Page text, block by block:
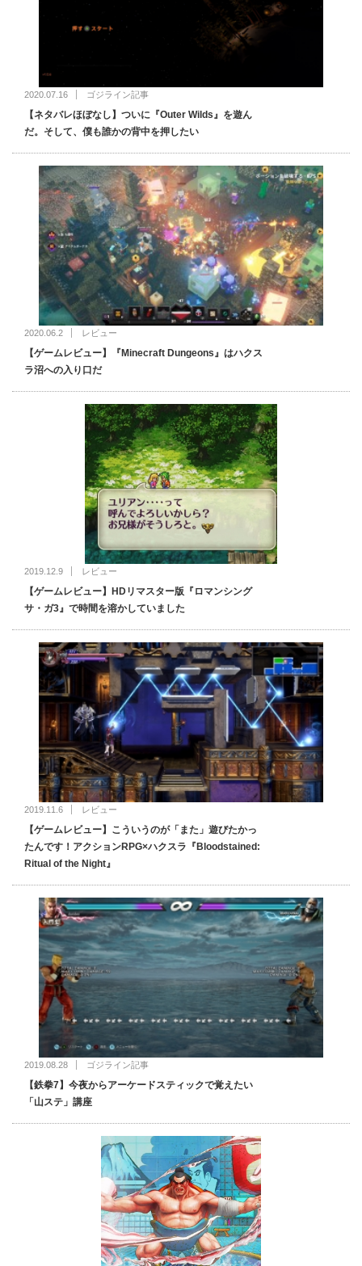
2020.07.16 ゴジライン記事
【ネタバレほぼなし】ついに『Outer Wilds』を遊ん
だ。そして、僕も誰かの背中を押したい
2020.06.2 レビュー
【ゲームレビュー】『Minecraft Dungeons』はハクス
ラ沼への入り口だ
2019.12.9 レビュー
【ゲームレビュー】HDリマスター版『ロマンシング
サ・ガ3』で時間を溶かしていました
2019.11.6 レビュー
【ゲームレビュー】こういうのが「また」遊びたかっ
たんです！アクションRPG×ハクスラ『Bloodstained:
Ritual of the Night』
2019.08.28 ゴジライン記事
【鉄拳7】今夜からアーケードスティックで覚えたい
「山ステ」講座